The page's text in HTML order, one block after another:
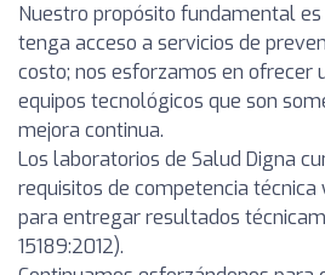
Nuestro propósito fundamental
tenga acceso a servicios de
costo; nos esforzamos en ofrecer
equipos tecnológicos que son
mejora continua.
Los laboratorios de Salud Digna
requisitos de competencia técnica
para entregar resultados
15189:2012).